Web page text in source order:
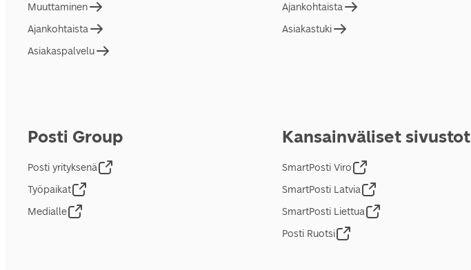
Muuttaminen
Ajankohtaista
Asiakaspalvelu
Ajankohtaista
Asiakastuki
Posti Group
Posti yrityksenä
Työpaikat
Medialle
Kansainväliset sivustot
SmartPosti Viro
SmartPosti Latvia
SmartPosti Liettua
Posti Ruotsi